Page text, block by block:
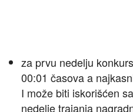
za prvu nedelju
00:01 časova a
I može biti iskorišćen
nedelje trajanja